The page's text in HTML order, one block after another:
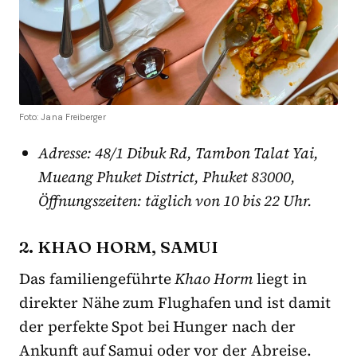
Foto: Jana Freiberger
Adresse: 48/1 Dibuk Rd, Tambon Talat Yai,
Mueang Phuket District, Phuket 83000,
Öffnungszeiten: täglich von 10 bis 22 Uhr.
2. KHAO HORM, SAMUI
Das familiengeführteKhao Hormliegt in
direkter Nähe zum Flughafen und ist damit
der perfekte Spot bei Hunger nach der
Ankunft auf Samui oder vor der Abreise.